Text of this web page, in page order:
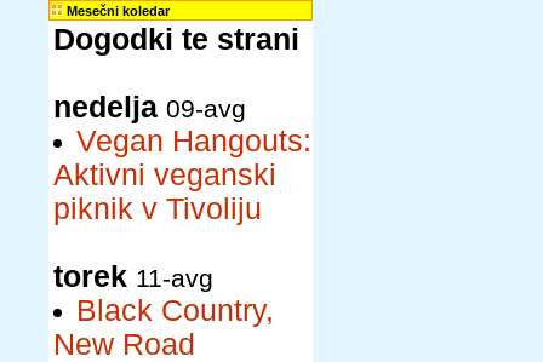
Mesečni koledar
Dogodki te strani
nedelja 09-avg
Vegan Hangouts:
Aktivni veganski
piknik v Tivoliju
torek 11-avg
Black Country,
New Road